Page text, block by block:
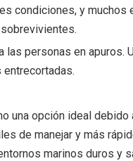
condiciones, y
personas en apuros.
opción ideal
de manejar y más
marinos duros y